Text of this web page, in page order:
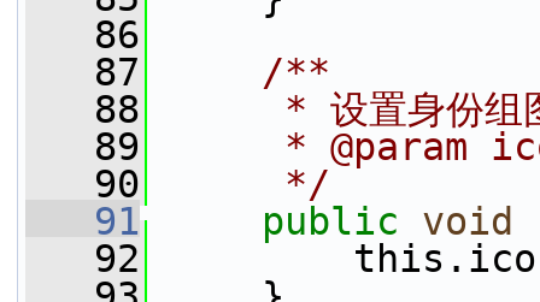
   86
   87
    /**
   88
* 设置身份组
   89
* @param
   90
     */
   91
public void
   92
this.icon